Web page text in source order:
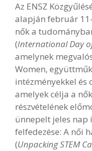
Az ENSZ
alapján február
nők a
(International Day
amelynek
Women,
intézményekkel
amelyek célja a
részvételének
ünnepelt jeles nap
felfedezése: A női
(Unpacking STEM